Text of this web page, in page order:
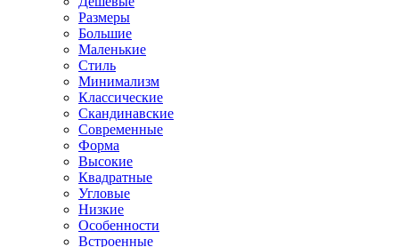
Размеры
Большие
Маленькие
Стиль
Минимализм
Классические
Скандинавские
Современные
Форма
Высокие
Квадратные
Угловые
Низкие
Особенности
Встроенные